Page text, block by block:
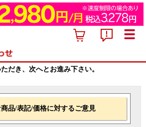
だき、次へとお進み下さい。
品/表記/価格に対するご意見